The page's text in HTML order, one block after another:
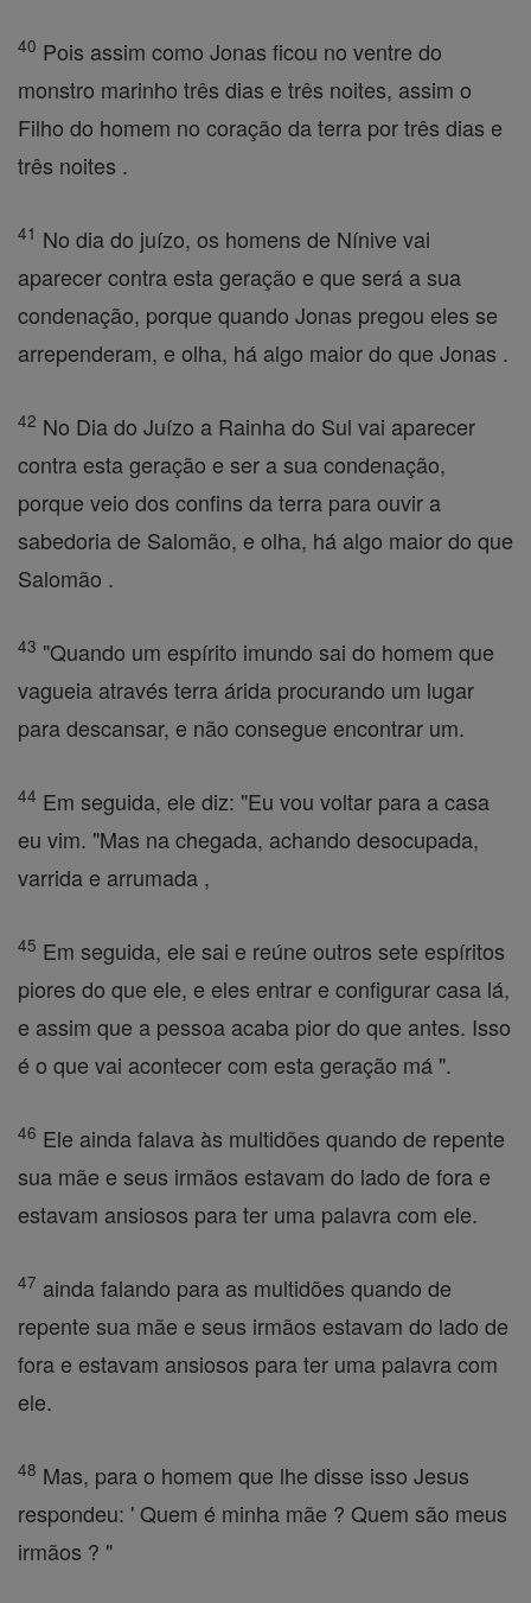
40 Pois assim como Jonas ficou no ventre do
monstro marinho três dias e três noites, assim o
Filho do homem no coração da terra por três dias e
três noites .
41 No dia do juízo, os homens de Nínive vai
aparecer contra esta geração e que será a sua
condenação, porque quando Jonas pregou eles se
arrependeram, e olha, há algo maior do que Jonas .
42 No Dia do Juízo a Rainha do Sul vai aparecer
contra esta geração e ser a sua condenação,
porque veio dos confins da terra para ouvir a
sabedoria de Salomão, e olha, há algo maior do que
Salomão .
43 "Quando um espírito imundo sai do homem que
vagueia através terra árida procurando um lugar
para descansar, e não consegue encontrar um.
44 Em seguida, ele diz: "Eu vou voltar para a casa
eu vim. "Mas na chegada, achando desocupada,
varrida e arrumada ,
45 Em seguida, ele sai e reúne outros sete espíritos
piores do que ele, e eles entrar e configurar casa lá,
e assim que a pessoa acaba pior do que antes. Isso
é o que vai acontecer com esta geração má ".
46 Ele ainda falava às multidões quando de repente
sua mãe e seus irmãos estavam do lado de fora e
estavam ansiosos para ter uma palavra com ele.
47 ainda falando para as multidões quando de
repente sua mãe e seus irmãos estavam do lado de
fora e estavam ansiosos para ter uma palavra com
ele.
48 Mas, para o homem que lhe disse isso Jesus
respondeu: ' Quem é minha mãe ? Quem são meus
irmãos ? "